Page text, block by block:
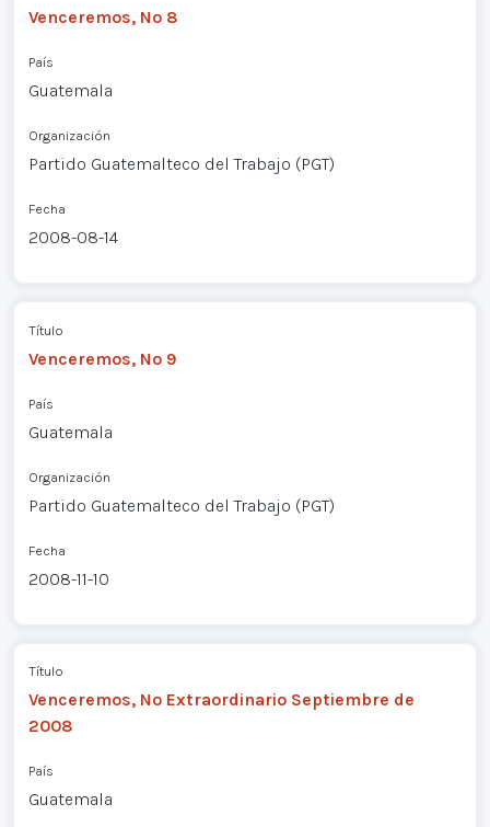
Venceremos, Nº 8
País
Guatemala
Organización
Partido Guatemalteco del Trabajo (PGT)
Fecha
2008-08-14
Título
Venceremos, Nº 9
País
Guatemala
Organización
Partido Guatemalteco del Trabajo (PGT)
Fecha
2008-11-10
Título
Venceremos, Nº Extraordinario Septiembre de
2008
País
Guatemala